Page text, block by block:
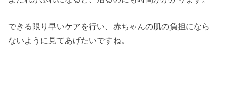
できる限り早いケアを行い、赤ちゃんの肌の負担になら
ないように見てあげたいですね。